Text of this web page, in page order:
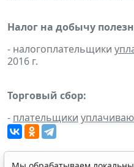
Налог на добычу
- налогоплательщики
2016 г.
Торговый сбор:
- плательщики